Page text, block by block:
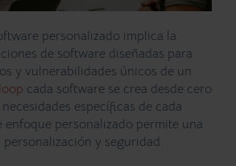
personalizado implica la
de software diseñadas para
y vulnerabilidades únicos de un
cada software se crea desde cero
específicas de cada
enfoque personalizado permite una
y seguridad.